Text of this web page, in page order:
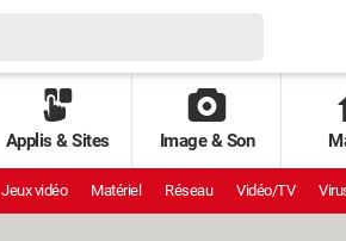
Applis & Sites Image & Son
Jeux vidéo Matériel Réseau Vidéo/TV